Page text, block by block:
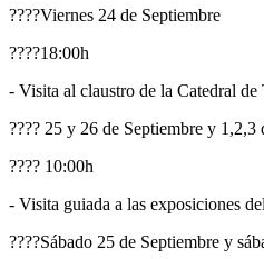
????Viernes 24 de Septiembre
????18:00h
- Visita al claustro de la Catedral de
???? 25 y 26 de Septiembre y 1,2,3
???? 10:00h
- Visita guiada a las exposiciones
????Sábado 25 de Septiembre y